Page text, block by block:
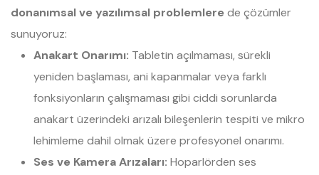
donanımsal ve yazılımsal problemlere de çözümler
sunuyoruz:
Anakart Onarımı: Tabletin açılmaması, sürekli
yeniden başlaması, ani kapanmalar veya farklı
fonksiyonların çalışmaması gibi ciddi sorunlarda
anakart üzerindeki arızalı bileşenlerin tespiti ve mikro
lehimleme dahil olmak üzere profesyonel onarımı.
Ses ve Kamera Arızaları: Hoparlörden ses